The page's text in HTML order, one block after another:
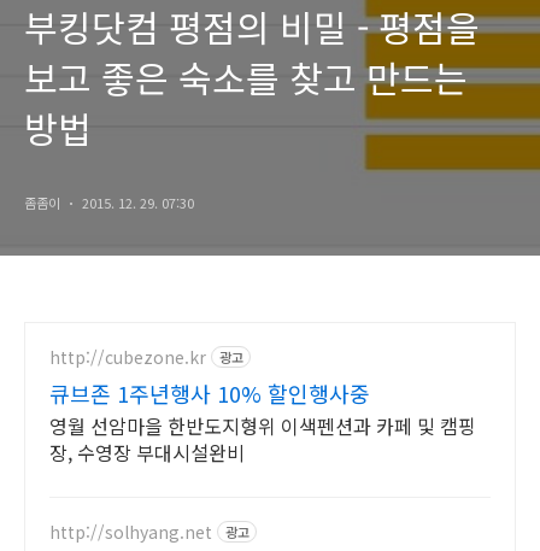
부킹닷컴 평점의 비밀 - 평점을
보고 좋은 숙소를 찾고 만드는
방법
좀좀이 2015. 12. 29. 07:30
http://cubezone.kr 광고
큐브존 1주년행사 10% 할인행사중
영월 선암마을 한반도지형위 이색펜션과 카페 및 캠핑
장, 수영장 부대시설완비
http://solhyang.net 광고